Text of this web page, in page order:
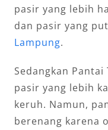
pasir yang lebih
dan pasir yang
Lampung.
Sedangkan
pasir yang lebih
keruh. Namun,
berenang karena